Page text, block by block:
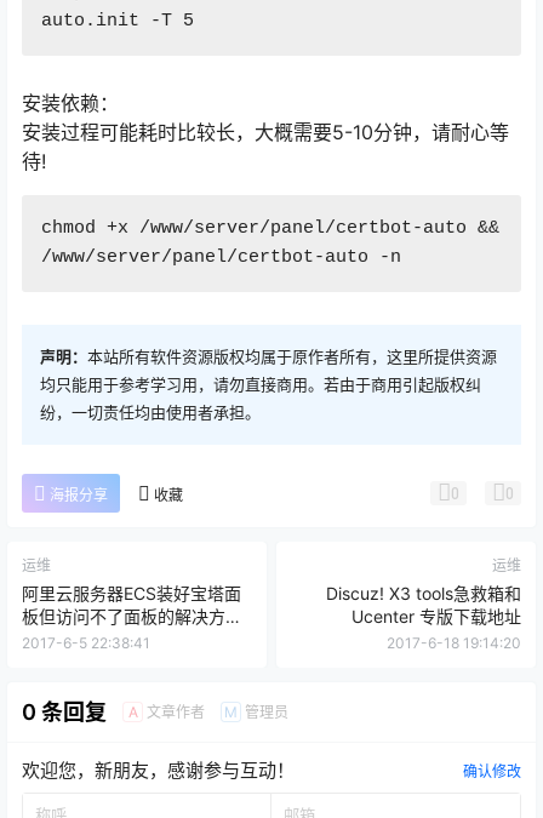
安装依赖：
安装过程可能耗时比较长，大概需要5-10分钟，请耐心等
待!
chmod +x /www/server/panel/certbot-auto &&
声明： 本站所有软件资源版权均属于原作者所有，这里所提供资源
均只能用于参考学习用，请勿直接商用。若由于商用引起版权纠
纷，一切责任均由使用者承担。
海报分享 收藏 0 0
运维
阿里云服务器ECS装好宝塔面
板但访问不了面板的解决方法
（阿里云安全组教学）
2017-6-5 22:38:41
运维
Discuz! X3 tools急救箱和
Ucenter 专版下载地址
2017-6-18 19:14:20
0 条回复 A 文章作者 M 管理员
欢迎您，新朋友，感谢参与互动！ 确认修改